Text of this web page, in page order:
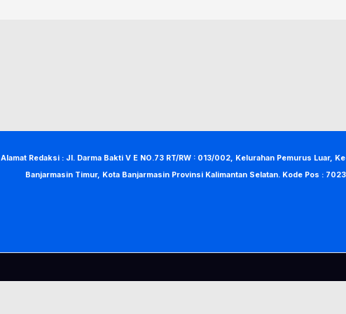
Alamat Redaksi : Jl. Darma Bakti V E NO.73 RT/RW : 013/002, Kelurahan Pemurus Luar,
Banjarmasin Timur, Kota Banjarmasin Provinsi Kalimantan Selatan. Kode Pos :